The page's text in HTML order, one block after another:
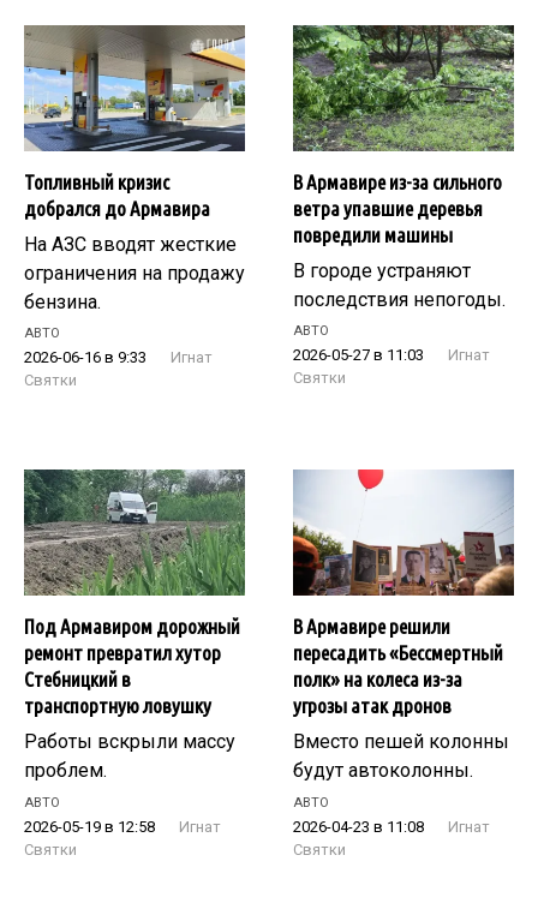
Топливный кризис
добрался до Армавира
На АЗС вводят жесткие
ограничения на продажу
бензина.
АВТО
2026-06-16 в 9:33
Игнат
Святки
В Армавире из-за сильного
ветра упавшие деревья
повредили машины
В городе устраняют
последствия непогоды.
АВТО
2026-05-27 в 11:03
Игнат
Святки
Под Армавиром дорожный
ремонт превратил хутор
Стебницкий в
транспортную ловушку
Работы вскрыли массу
проблем.
АВТО
2026-05-19 в 12:58
Игнат
Святки
В Армавире решили
пересадить «Бессмертный
полк» на колеса из-за
угрозы атак дронов
Вместо пешей колонны
будут автоколонны.
АВТО
2026-04-23 в 11:08
Игнат
Святки